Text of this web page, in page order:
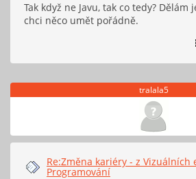
Tak když ne Javu, tak co tedy? Dělám
chci něco umět pořádně.
tralala5
Re:Změna kariéry - z Vizuálních
Programování